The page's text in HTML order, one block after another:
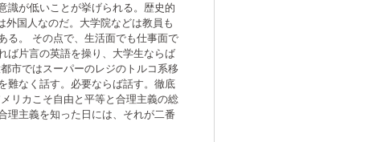
識が低いことが挙げられる。歴史的
国人なのだ。大学院などは教員も
る。 その点で、生活面でも仕事面で
ば片言の英語を操り、大学生ならば
市ではスーパーのレジのトルコ系移
難なく話す。必要ならば話す。徹底
リカこそ自由と平等と合理主義の総
理主義を知った日には、それが二番